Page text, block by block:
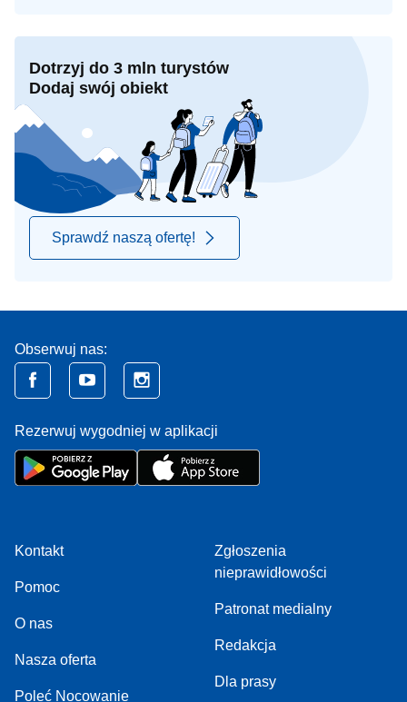
Dotrzyj do 3 mln turystów
Dodaj swój obiekt
Sprawdź naszą ofertę!
Obserwuj nas:
Rezerwuj wygodniej w aplikacji
Kontakt
Pomoc
O nas
Nasza oferta
Poleć Nocowanie
Zgłoszenia
nieprawidłowości
Patronat medialny
Redakcja
Dla prasy